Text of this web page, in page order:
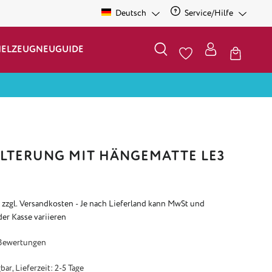
Deutsch Service/Hilfe
NEUGUIDE
MIT HÄNGEMATTE LE3
Versandkosten - Je nach Lieferland kann MwSt und
Kasse variieren
von 4.94 von 5 Sternen
Lieferzeit: 2-5 Tage